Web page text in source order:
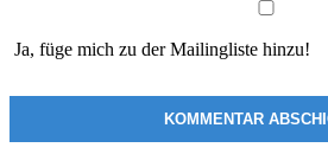
Ja, füge mich zu der Mailingliste hinzu!